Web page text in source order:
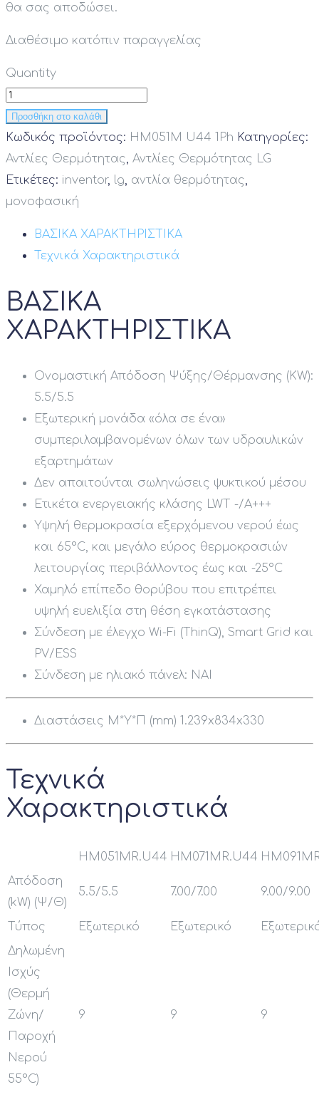
θα σας αποδώσει.
Διαθέσιμο κατόπιν παραγγελίας
Quantity
Προσθήκη στο καλάθι
Κωδικός προϊόντος: HM051M U44 1Ph Κατηγορίες:
Αντλίες Θερμότητας, Αντλίες Θερμότητας LG
Ετικέτες: inventor, lg, αντλία θερμότητας,
μονοφασική
ΒΑΣΙΚΑ ΧΑΡΑΚΤΗΡΙΣΤΙΚΑ
Τεχνικά Χαρακτηριστικά
ΒΑΣΙΚΑ
ΧΑΡΑΚΤΗΡΙΣΤΙΚΑ
Ονομαστική Απόδοση Ψύξης/Θέρμανσης (KW):
5.5/5.5
Εξωτερική μονάδα «όλα σε ένα»
συμπεριλαμβανομένων όλων των υδραυλικών
εξαρτημάτων
Δεν απαιτούνται σωληνώσεις ψυκτικού μέσου
Ετικέτα ενεργειακής κλάσης LWT -/A+++
Υψηλή θερμοκρασία εξερχόμενου νερού έως
και 65°C, και μεγάλο εύρος θερμοκρασιών
λειτουργίας περιβάλλοντος έως και -25°C
Χαμηλό επίπεδο θορύβου που επιτρέπει
υψηλή ευελιξία στη θέση εγκατάστασης
Σύνδεση με έλεγχο Wi-Fi (ThinQ), Smart Grid και
PV/ESS
Σύνδεση με ηλιακό πάνελ: NAI
Διαστάσεις Μ*Υ*Π (mm) 1.239x834x330
Τεχνικά
Χαρακτηριστικά
HM051MR.U44 HM071MR.U44
Απόδοση
(kW) (Ψ/Θ)
5.5/5.5 7.00/7.00 9.00/9.00
Τύπος Εξωτερικό Εξωτερικό
Δηλωμένη
Ισχύς
(Θερμή
Ζώνη/
Παροχή
Νερού
55°C)
9 9 9